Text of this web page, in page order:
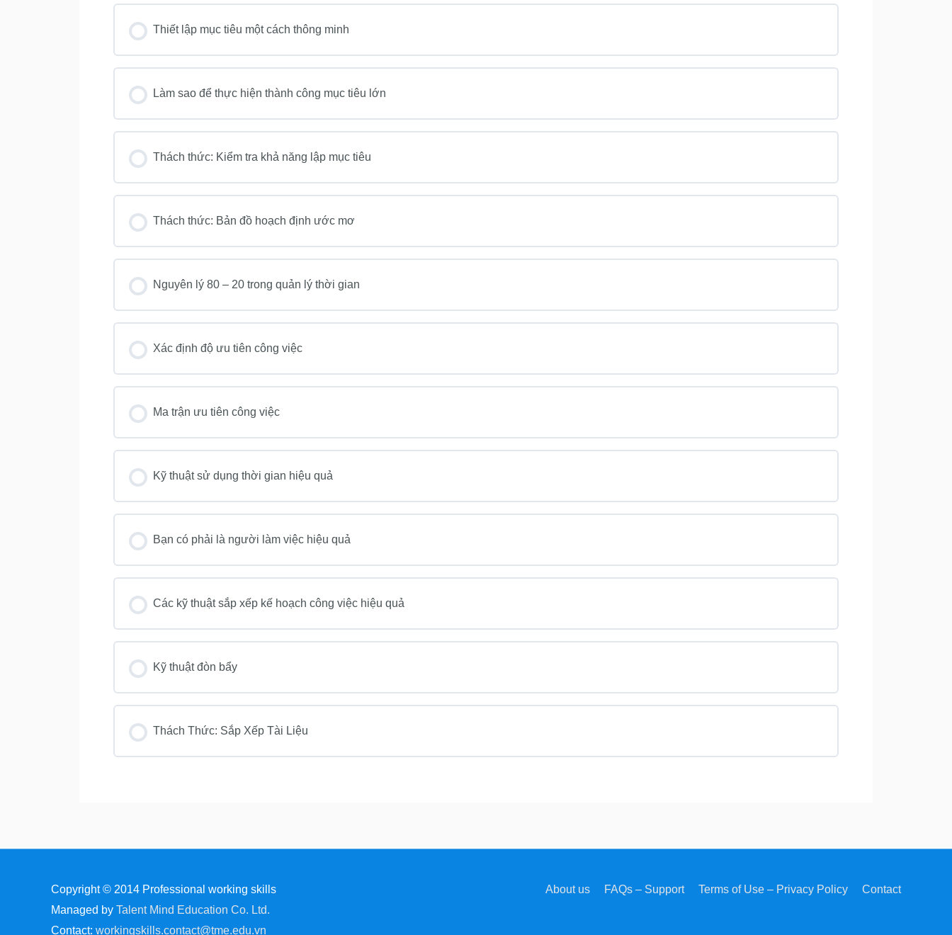
Thiết lập mục tiêu một cách thông minh
Làm sao để thực hiện thành công mục tiêu lớn
Thách thức: Kiểm tra khả năng lập mục tiêu
Thách thức: Bản đồ hoạch định ước mơ
Nguyên lý 80 – 20 trong quản lý thời gian
Xác định độ ưu tiên công việc
Ma trận ưu tiên công việc
Kỹ thuật sử dụng thời gian hiệu quả
Bạn có phải là người làm việc hiệu quả
Các kỹ thuật sắp xếp kế hoạch công việc hiệu quả
Kỹ thuật đòn bẩy
Thách Thức: Sắp Xếp Tài Liệu
Copyright © 2014 Professional working skills
Managed by Talent Mind Education Co. Ltd.
Contact: workingskills.contact@tme.edu.vn
About us FAQs – Support Terms of Use – Privacy Policy Contact